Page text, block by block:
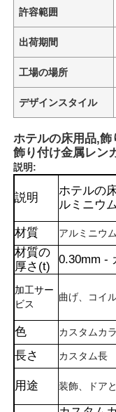
許容範囲
出荷期間
工場の場所
デザインスタイル
ホテルの床用品,
飾り付け金属レン
説明:
説明
ホテルの
ルミニウ
材質 アルミニウ
材質の
厚さ(t)
0.30mm -
加工サー
ビス
曲げ、コイ
色 カスタムカ
長さ カスタム長
用途 装飾、ドア